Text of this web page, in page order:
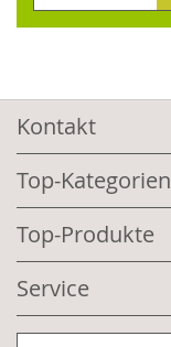
Kontakt
Top-Kategorien
Top-Produkte
Service